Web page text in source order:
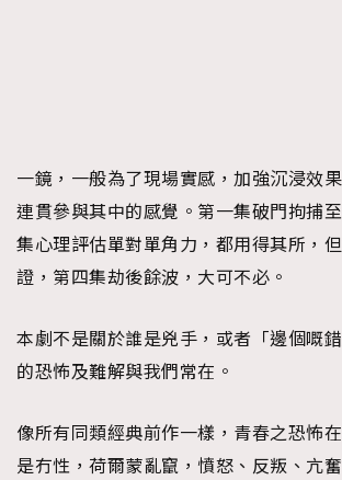
一鏡，一般為了現場實感，加強沉浸效
連貫參與其中的感覺。第一集破門拘捕
集心理評估單對單角力，都用得其所，
證，第四集劫後餘波，大可不必。
本劇不是關於誰是兇手，或者「邊個嘅
的恐怖及難解與我們常在。
像所有同類經典前作一樣，青春之恐怖
是冇性，荷爾蒙亂竄，憤怒、反叛、亢